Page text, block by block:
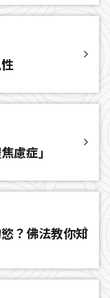
慮症」
？佛法教你知